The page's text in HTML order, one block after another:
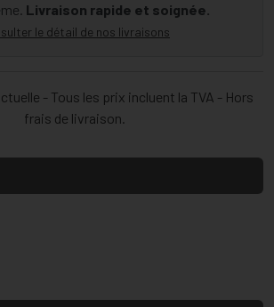
Livraison rapide et soignée.
le détail de nos livraisons
- Tous les prix incluent la TVA - Hors
frais de livraison.